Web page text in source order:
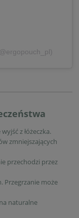
z łóżeczka.
zmniejszających
przechodzi przez
Przegrzanie może
naturalne